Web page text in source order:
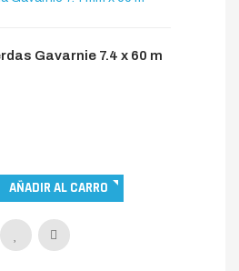
Gavarnie 7.4 x 60 m